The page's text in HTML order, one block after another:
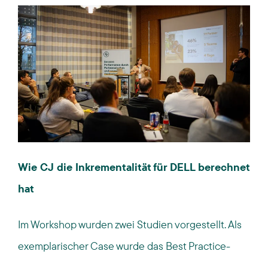
Wie CJ die Inkrementalität für DELL berechnet
hat
Im Workshop wurden zwei Studien vorgestellt. Als
exemplarischer Case wurde das Best Practice-